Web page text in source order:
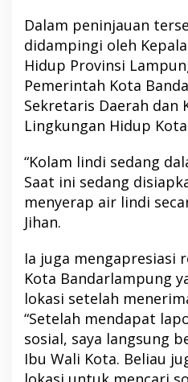
Dalam peninjauan
didampingi oleh
Hidup Provinsi
Pemerintah Kota
Sekretaris Daerah dan
Lingkungan Hidup
“Kolam lindi sedang
Saat ini sedang
menyerap air lindi
Jihan.
Ia juga mengapresiasi
Kota Bandarlampung
lokasi setelah
“Setelah mendapat
sosial, saya langsung
Ibu Wali Kota. Beliau